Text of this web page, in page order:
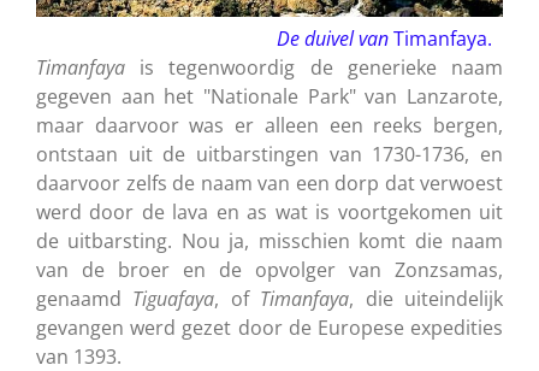
De duivel vanTimanfaya.
Timanfaya is tegenwoordig de generieke naam
gegeven aan het "Nationale Park" van Lanzarote,
maar daarvoor was er alleen een reeks bergen,
ontstaan uit de uitbarstingen van 1730-1736, en
daarvoor zelfs de naam van een dorp dat verwoest
werd door de lava en as wat is voortgekomen uit
de uitbarsting. Nou ja, misschien komt die naam
van de broer en de opvolger van Zonzsamas,
genaamd Tiguafaya, of Timanfaya, die uiteindelijk
gevangen werd gezet door de Europese expedities
van 1393.